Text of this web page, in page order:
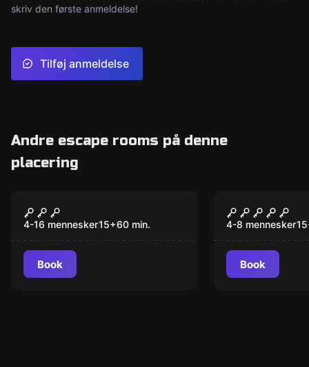
skriv den første anmeldelse!
Tilføj anmeldelse
Andre escape rooms på denne
placering
Vikings
4-16 mennesker15+60 min.
Book
The Rogue
4-8 mennesker15
Book